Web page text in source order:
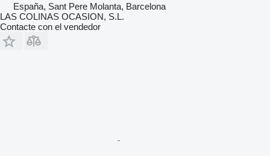
España, Sant Pere Molanta, Barcelona
LAS COLINAS OCASION, S.L.
Contacte con el vendedor